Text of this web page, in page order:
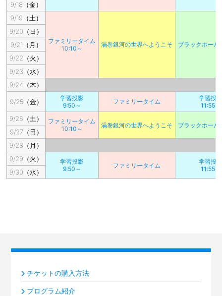
9/18（金）
9/19（土）
ファミリータイム
10:10～
渦巻銀河の世界へようこそ ブラックホール
9/20（日）
9/21（月）
9/22（火）
9/23（水）
9/24（木）
9/25（金）
学習投影
9:50～
ファミリータイム
学習投
11:55～
9/26（土）
ファミリータイム
10:10～
渦巻銀河の世界へようこそ ブラックホール
9/27（日）
9/28（月）
9/29（火）
学習投影
9:50～
ファミリータイム
学習投
11:55～
9/30（水）
チケットの購入方法
プログラム紹介